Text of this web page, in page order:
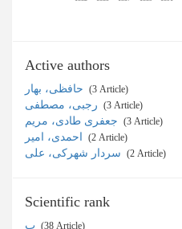
Active authors
‎ (3 Article)
‎ (3 Article)
‎ (3 Article)
‎ (2 Article)
‎ (2 Article)
Scientific rank
‎ (38 Article)